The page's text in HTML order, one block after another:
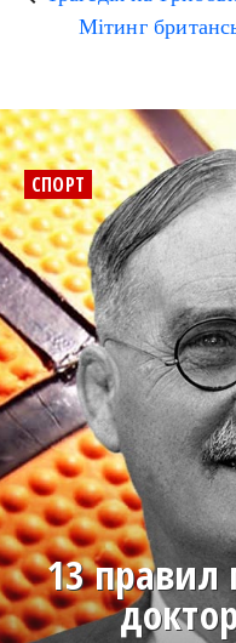
Мітинг
СПОРТ
13 правил